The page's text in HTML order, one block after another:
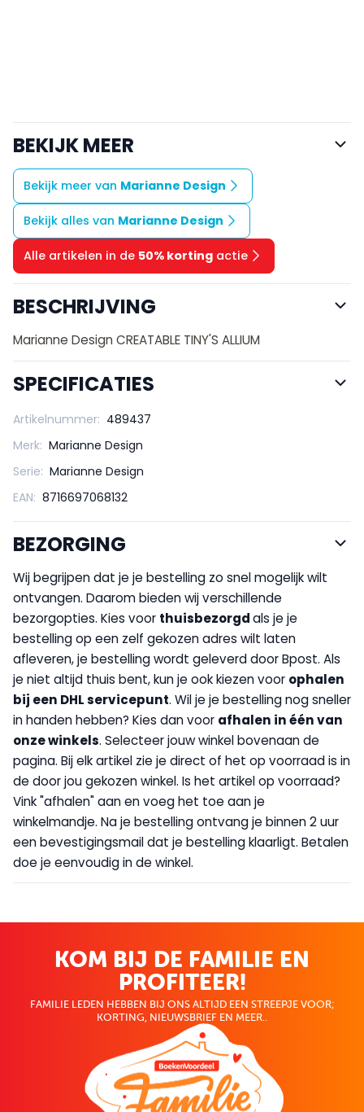
BEKIJK MEER
Bekijk meer van Marianne Design
Bekijk alles van Marianne Design
Alle artikelen in de 50% korting actie
BESCHRIJVING
Marianne Design CREATABLE TINY'S ALLIUM
SPECIFICATIES
Artikelnummer: 489437
Merk: Marianne Design
Serie: Marianne Design
EAN: 8716697068132
BEZORGING
Wij begrijpen dat je je bestelling zo snel mogelijk wilt
ontvangen. Daarom bieden wij verschillende
bezorgopties. Kies voor thuisbezorgdals je je
bestelling op een zelf gekozen adres wilt laten
afleveren, je bestelling wordt geleverd door Bpost. Als
je niet altijd thuis bent, kun je ook kiezen voor ophalen
bij een DHL servicepunt. Wil je je bestelling nog sneller
in handen hebben? Kies dan voor afhalen in één van
onze winkels. Selecteer jouw winkel bovenaan de
pagina. Bij elk artikel zie je direct of het op voorraad is in
de door jou gekozen winkel. Is het artikel op voorraad?
Vink "afhalen" aan en voeg het toe aan je
winkelmandje. Na je bestelling ontvang je binnen 2 uur
een bevestigingsmail dat je bestelling klaarligt. Betalen
doe je eenvoudig in de winkel.
KOM BIJ DE FAMILIE EN
PROFITEER!
FAMILIE LEDEN HEBBEN BIJ ONS ALTIJD EEN STREEPJE VOOR;
KORTING, NIEUWSBRIEF EN MEER..